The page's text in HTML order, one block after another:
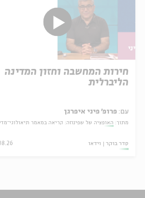
חירות המחשבה וחזון המדינה
הליברלית
עם: פרופ' פיני איפרגן
מתוך: האופציה של שפינוזה: קריאה במאמר
סדר בוקר וידאו